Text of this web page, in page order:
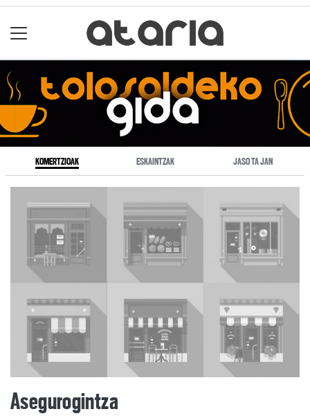
KOMERTZIOAK ESKAINTZAK JASO TA JAN
Asegurogintza